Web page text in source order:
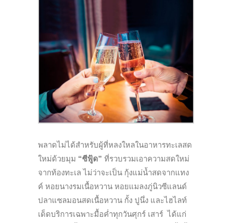
พลาดไม่ได้สำหรับผู้ที่หลงใหลในอาหารทะเลสด
ใหม่ด้วยมุม “ซีฟู้ด” ที่รวบรวมเอาความสดใหม่
จากท้องทะเล ไม่ว่าจะเป็น กุ้งแม่น้ำสดจากแทง
ค์ หอยนางรมเนื้อหวาน หอยแมลงภู่นิวซีแลนด์
ปลาแซลมอนสดเนื้อหวาน กั้ง ปูนึ่ง และไฮไลท์
เด็ดบริการเฉพาะมื้อค่ำทุกวันศุกร์ เสาร์ ได้แก่